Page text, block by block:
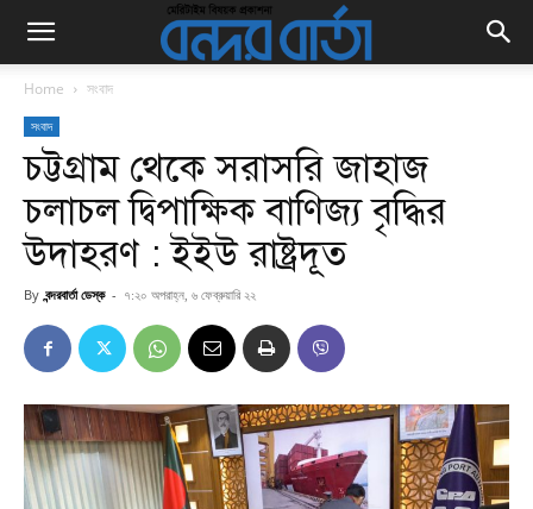
Home সংবাদ
সংবাদ
চট্টগ্রাম থেকে সরাসরি জাহাজ
চলাচল দ্বিপাক্ষিক বাণিজ্য বৃদ্ধির
উদাহরণ : ইইউ রাষ্ট্রদূত
By বন্দরবার্তা ডেস্ক - ৭:২০ অপরাহ্ন, ৬ ফেব্রুয়ারি ২২